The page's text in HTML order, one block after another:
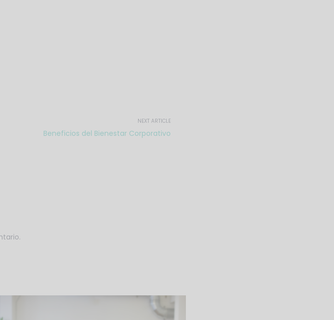
NEXT ARTICLE
Beneficios del Bienestar Corporativo